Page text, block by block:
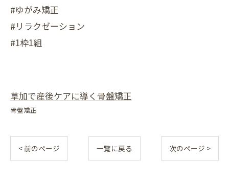
#ゆがみ矯正
#リラクゼーション
#1枠1組
草加で産後ケアに導く骨盤矯正
骨盤矯正
< 前のページ 一覧に戻る 次のページ >